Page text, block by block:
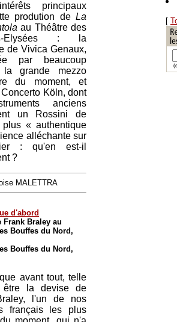
principaux
prodution de La
au Théâtre des
Elysées : la
de Vivica Genaux,
par beaucoup
la grande mezzo
du moment, et
Köln, dont
anciens
un Rossini de
« authentique
alléchante sur
: qu'en est-il
?
MALETTRA
d'abord
Frank Braley au
Bouffes du Nord,
Bouffes du Nord,
avant tout, telle
être la devise de
l'un de nos
français les plus
[